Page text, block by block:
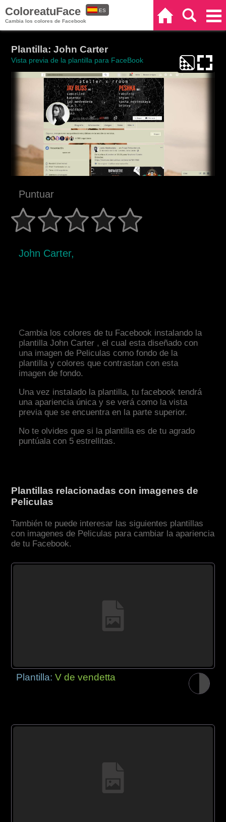
ColoreatuFace
Cambia los colores de Facebook
ES
Plantilla: John Carter
Vista previa de la plantilla para FaceBook
Puntuar
John Carter,
Cambia los colores de tu Facebook instalando la
plantilla John Carter , el cual esta diseñado con
una imagen de Peliculas como fondo de la
plantilla y colores que contrastan con esta
imagen de fondo.
Una vez instalado la plantilla, tu facebook tendrá
una apariencia única y se verá como la vista
previa que se encuentra en la parte superior.
No te olvides que si la plantilla es de tu agrado
puntúala con 5 estrellitas.
Plantillas relacionadas con imagenes de
Peliculas
También te puede interesar las siguientes plantillas
con imagenes de Peliculas para cambiar la apariencia
de tu Facebook.
Plantilla:V de vendetta